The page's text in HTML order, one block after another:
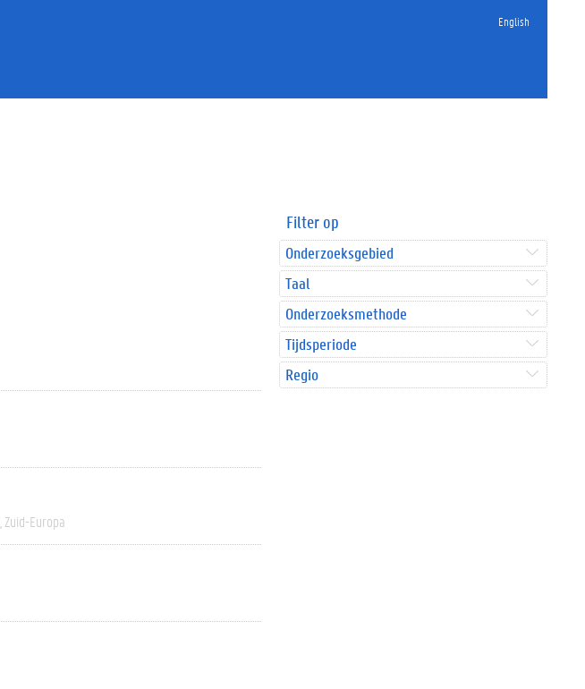
English
Zuid-Europa
Filter op
Onderzoeksgebied
Taal
Onderzoeksmethode
Tijdsperiode
Regio